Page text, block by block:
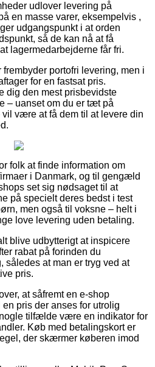
udlover levering på
en masse varer, eksempelvis ,
udgangspunkt i at orden
så de kan nå at få
lagermedarbejderne får fri.
portofri levering, men i
for en fastsat pris.
dig den mest prisbevidste
– uanset om du er tæt på
være at få dem til at levere din
folk at finde information om
i Danmark, og til gengæld
set sig nødsaget til at
på specielt deres bedst i test
men også til voksne – helt i
love levering uden betaling.
blive udbytterigt at inspicere
rabat på forinden du
således at man er tryg ved at
pris.
at såfremt en e-shop
pris der anses for utrolig
tilfælde være en indikator for
Køb med betalingskort er
der skærmer køberen imod